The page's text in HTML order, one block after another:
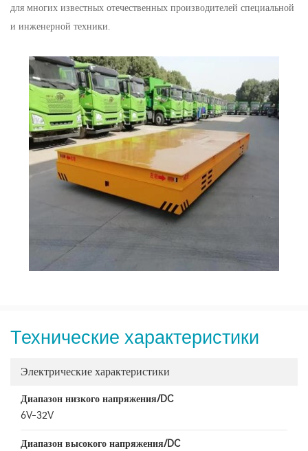
для многих известных отечественных производителей специальной
и инженерной техники.
Технические характеристики
Электрические характеристики
Диапазон низкого напряжения/DC
6V-32V
Диапазон высокого напряжения/DC